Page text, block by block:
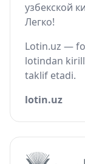
узбекской
Легко!
Lotin.uz —
lotindan
taklif etadi.
lotin.uz